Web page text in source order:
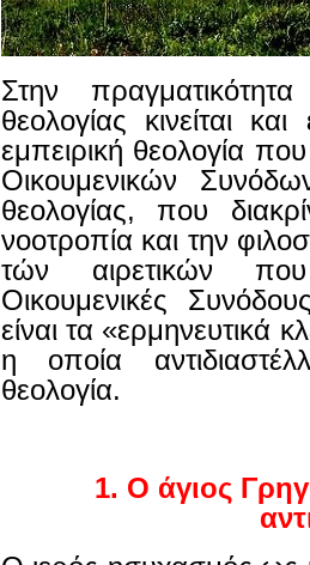
Στην
θεολογίας κινείται
εμπειρική θεολογία
Οικουμενικών
θεολογίας, που
νοοτροπία και την
τών αιρετικών
Οικουμενικές
είναι τα «ερμηνευτικά
η οποία
θεολογία.
1. Ο άγιος